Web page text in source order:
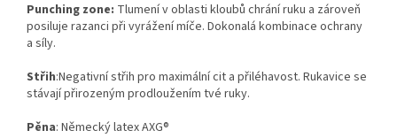
Punching zone: Tlumení v oblasti kloubů chrání ruku a zároveň
posiluje razanci při vyrážení míče. Dokonalá kombinace ochrany
a síly.
Střih:Negativní střih pro maximální cit a přiléhavost. Rukavice se
stávají přirozeným prodloužením tvé ruky.
Pěna: Německý latex AXG®